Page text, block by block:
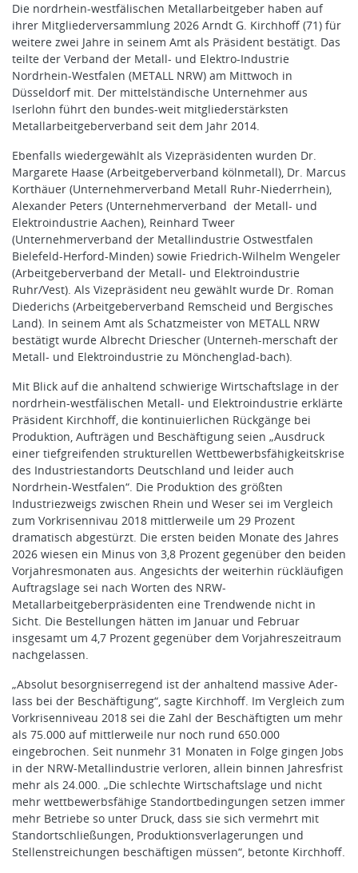
Die nordrhein-westfälischen Metallarbeitgeber haben auf
ihrer Mitgliederversammlung 2026 Arndt G. Kirchhoff (71) für
weitere zwei Jahre in seinem Amt als Präsident bestätigt. Das
teilte der Verband der Metall- und Elektro-Industrie
Nordrhein-Westfalen (METALL NRW) am Mittwoch in
Düsseldorf mit. Der mittelständische Unternehmer aus
Iserlohn führt den bundes-weit mitgliederstärksten
Metallarbeitgeberverband seit dem Jahr 2014.
Ebenfalls wiedergewählt als Vizepräsidenten wurden Dr.
Margarete Haase (Arbeitgeberverband kölnmetall), Dr. Marcus
Korthäuer (Unternehmerverband Metall Ruhr-Niederrhein),
Alexander Peters (Unternehmerverband der Metall- und
Elektroindustrie Aachen), Reinhard Tweer
(Unternehmerverband der Metallindustrie Ostwestfalen
Bielefeld-Herford-Minden) sowie Friedrich-Wilhelm Wengeler
(Arbeitgeberverband der Metall- und Elektroindustrie
Ruhr/Vest). Als Vizepräsident neu gewählt wurde Dr. Roman
Diederichs (Arbeitgeberverband Remscheid und Bergisches
Land). In seinem Amt als Schatzmeister von METALL NRW
bestätigt wurde Albrecht Driescher (Unterneh-merschaft der
Metall- und Elektroindustrie zu Mönchenglad-bach).
Mit Blick auf die anhaltend schwierige Wirtschaftslage in der
nordrhein-westfälischen Metall- und Elektroindustrie erklärte
Präsident Kirchhoff, die kontinuierlichen Rückgänge bei
Produktion, Aufträgen und Beschäftigung seien „Ausdruck
einer tiefgreifenden strukturellen Wettbewerbsfähigkeitskrise
des Industriestandorts Deutschland und leider auch
Nordrhein-Westfalen“. Die Produktion des größten
Industriezweigs zwischen Rhein und Weser sei im Vergleich
zum Vorkrisennivau 2018 mittlerweile um 29 Prozent
dramatisch abgestürzt. Die ersten beiden Monate des Jahres
2026 wiesen ein Minus von 3,8 Prozent gegenüber den beiden
Vorjahresmonaten aus. Angesichts der weiterhin rückläufigen
Auftragslage sei nach Worten des NRW-
Metallarbeitgeberpräsidenten eine Trendwende nicht in
Sicht. Die Bestellungen hätten im Januar und Februar
insgesamt um 4,7 Prozent gegenüber dem Vorjahreszeitraum
nachgelassen.
„Absolut besorgniserregend ist der anhaltend massive Ader-
lass bei der Beschäftigung“, sagte Kirchhoff. Im Vergleich zum
Vorkrisenniveau 2018 sei die Zahl der Beschäftigten um mehr
als 75.000 auf mittlerweile nur noch rund 650.000
eingebrochen. Seit nunmehr 31 Monaten in Folge gingen Jobs
in der NRW-Metallindustrie verloren, allein binnen Jahresfrist
mehr als 24.000. „Die schlechte Wirtschaftslage und nicht
mehr wettbewerbsfähige Standortbedingungen setzen immer
mehr Betriebe so unter Druck, dass sie sich vermehrt mit
Standortschließungen, Produktionsverlagerungen und
Stellenstreichungen beschäftigen müssen“, betonte Kirchhoff.